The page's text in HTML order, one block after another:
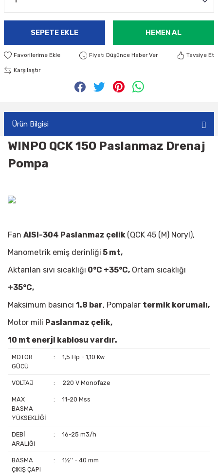
SEPETE EKLE HEMEN AL
Fiyatı Düşünce Haber Ver Tavsiye Et
Karşılaştır
Ürün Bilgisi
WINPO QCK 150 Paslanmaz Drenaj
Pompa
Fan AISI-304 Paslanmaz çelik (QCK 45 (M) Noryl),
Manometrik emiş derinliği 5 mt,
Aktarılan sıvı sıcaklığı 0°C +35°C, Ortam sıcaklığı
+35°C,
Maksimum basıncı 1.8 bar, Pompalar termik korumalı,
Motor mili Paslanmaz çelik,
10 mt enerji kablosu vardır.
MOTOR
GÜCÜ
: 1,5 Hp - 1,10 Kw
VOLTAJ : 220 V Monofaze
MAX
BASMA
YÜKSEKLİĞİ
: 11-20 Mss
DEBİ
ARALIĞI
: 16-25 m3/h
BASMA
ÇIKIŞ ÇAPI
: 1½'' - 40 mm